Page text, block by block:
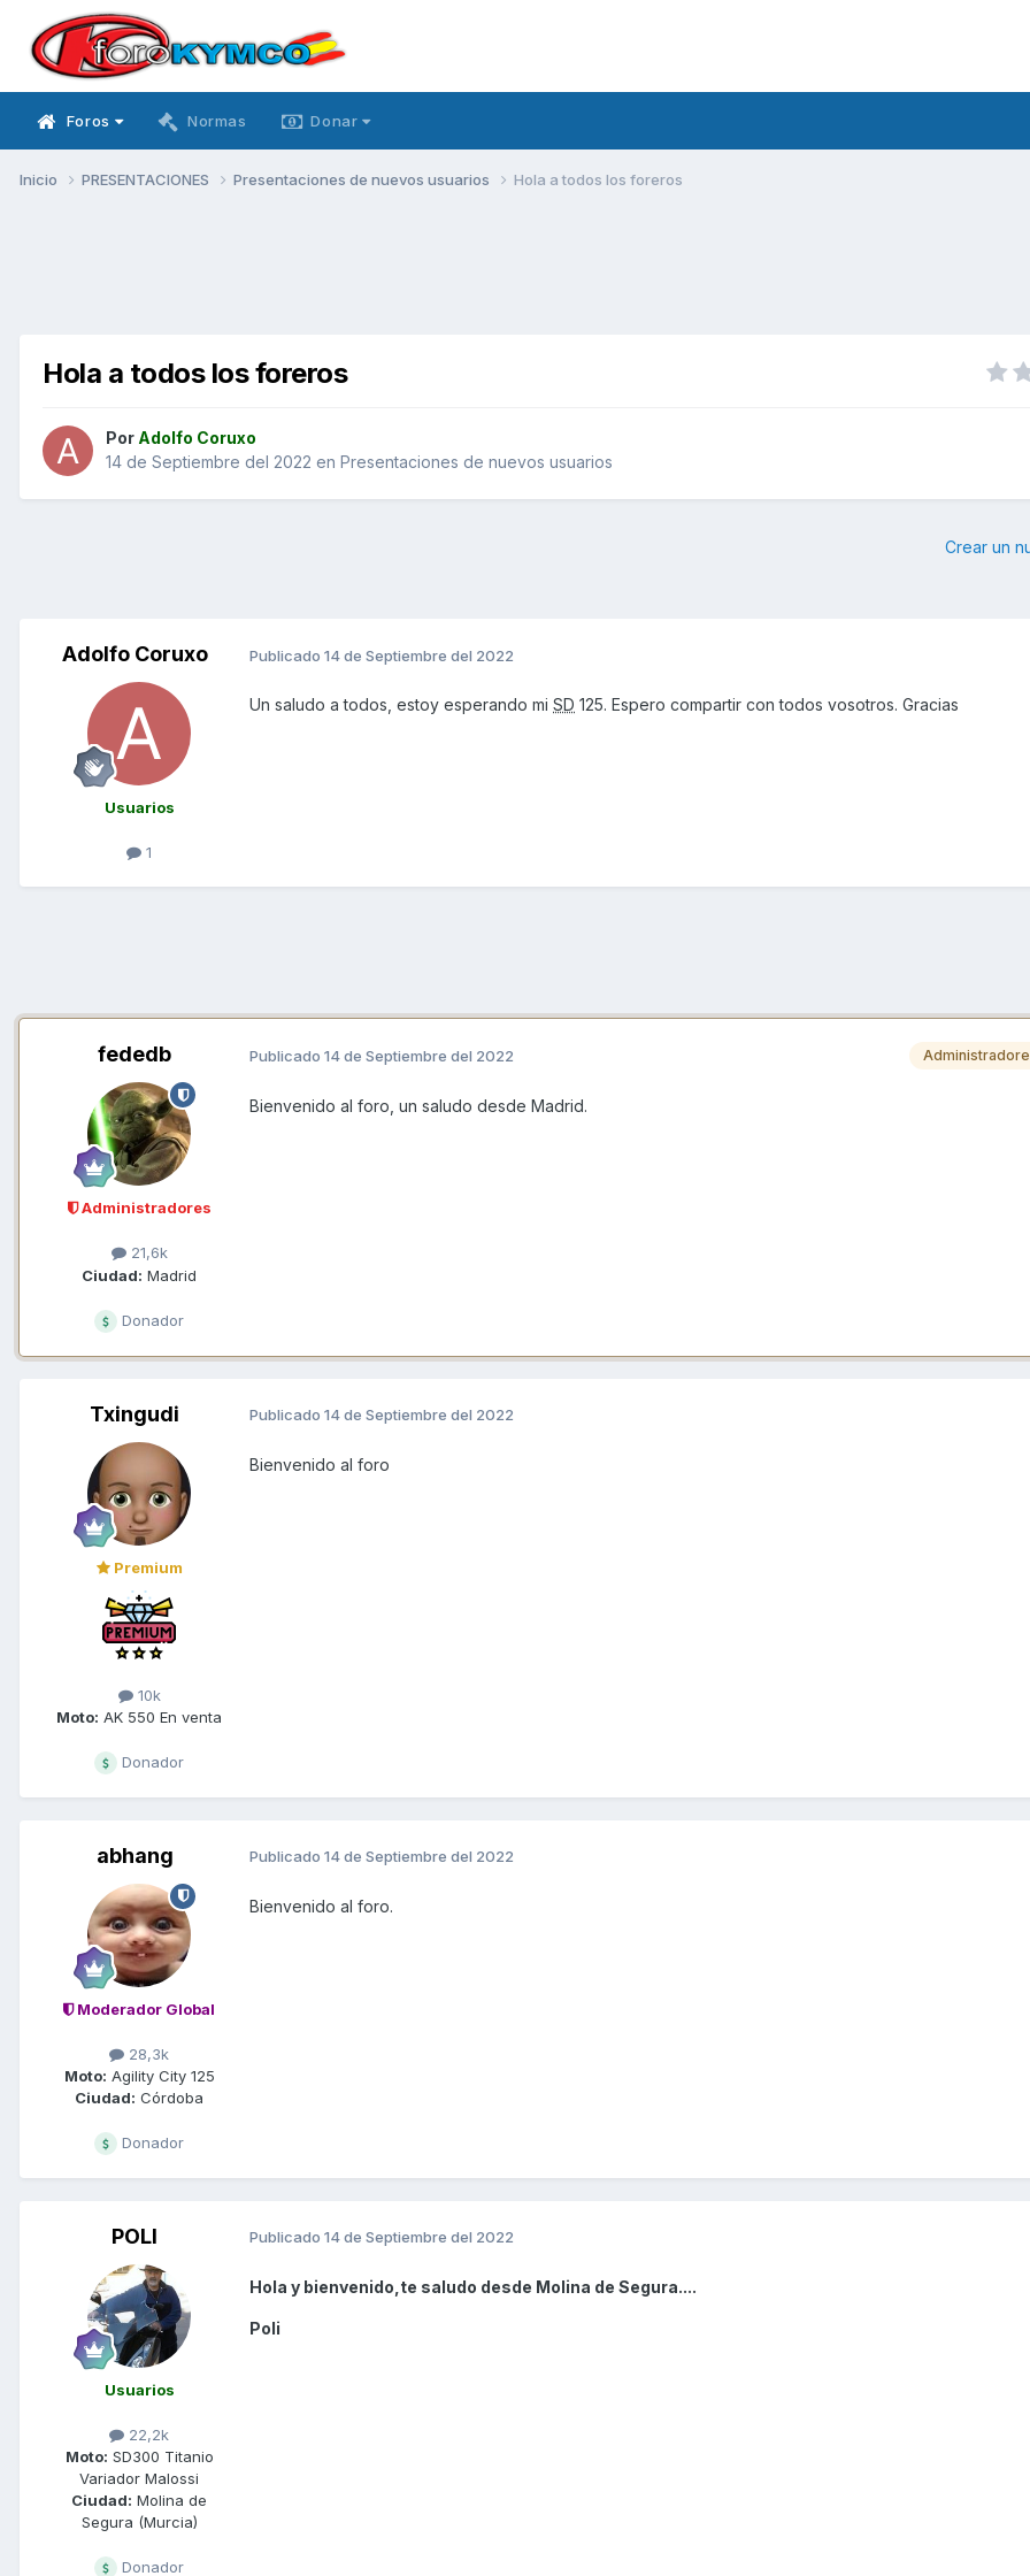
Foros Normas Donar
Inicio PRESENTACIONES Presentaciones de nuevos usuarios Hola a todos los foreros
Hola a todos los foreros
Por Adolfo Coruxo
14 de Septiembre del 2022 en Presentaciones de nuevos usuarios
Crear un
Adolfo Coruxo
Usuarios
1
Publicado 14 de Septiembre del 2022
Un saludo a todos, estoy esperando mi SD 125. Espero compartir con todos vosotros. Gracias
fededb
Administradores
21,6k
Ciudad: Madrid
Donador
Publicado 14 de Septiembre del 2022
Bienvenido al foro, un saludo desde Madrid.
Txingudi
Premium
10k
Moto: AK 550 En venta
Donador
Publicado 14 de Septiembre del 2022
Bienvenido al foro
abhang
Moderador Global
28,3k
Moto: Agility City 125
Ciudad: Córdoba
Donador
Publicado 14 de Septiembre del 2022
Bienvenido al foro.
POLI
Usuarios
22,2k
Moto: SD300 Titanio
Variador Malossi
Ciudad: Molina de
Segura (Murcia)
Donador
Publicado 14 de Septiembre del 2022
Hola y bienvenido,te saludo desde Molina de Segura....
Poli